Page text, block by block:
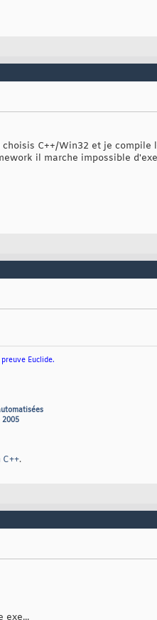
C++/Win32 et je
il marche impossible
Euclide.
2005
C++.
exe...